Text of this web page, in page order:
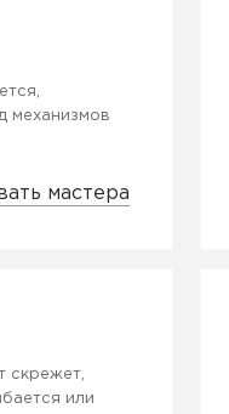
механизмов
мастера
скрежет,
или